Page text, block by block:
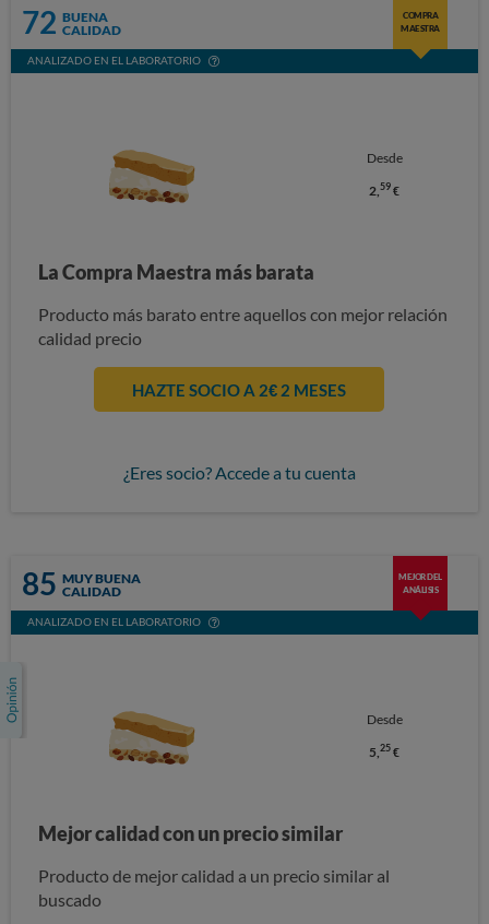
72 BUENA
CALIDAD
COMPRA
MAESTRA
ANALIZADO EN EL LABORATORIO
Desde
2,59 €
La Compra Maestra más barata
Producto más barato entre aquellos con mejor relación
calidad precio
HAZTE SOCIO A 2€ 2 MESES
¿Eres socio? Accede a tu cuenta
85 MUY BUENA
CALIDAD
MEJOR DEL
ANÁLISIS
ANALIZADO EN EL LABORATORIO
Desde
5,25 €
Mejor calidad con un precio similar
Producto de mejor calidad a un precio similar al
buscado